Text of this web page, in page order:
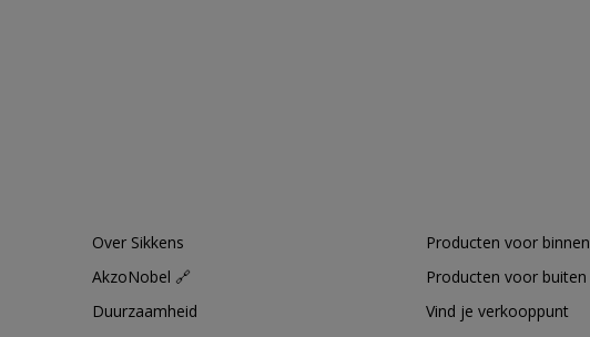
Over Sikkens
AkzoNobel 🔗
Duurzaamheid
Producten voor binnen
Producten voor buiten
Vind je verkooppunt